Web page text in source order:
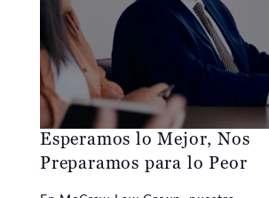
Esperamos lo Mejor, Nos
Preparamos para lo Peor
En McCraw Law Group, nuestra